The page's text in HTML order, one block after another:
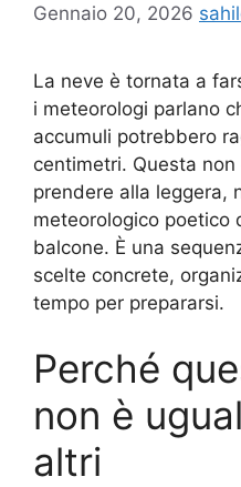
Gennaio 20, 2026
La neve è tornata a
i meteorologi parlano
accumuli potrebbero
centimetri. Questa
prendere alla leggera,
meteorologico poetico
balcone. È una
scelte concrete,
tempo per prepararsi.
Perché
non è
altri